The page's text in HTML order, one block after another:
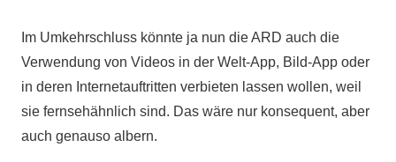
Im Umkehrschluss könnte ja nun die ARD auch die
Verwendung von Videos in der Welt-App, Bild-App oder
in deren Internetauftritten verbieten lassen wollen, weil
sie fernsehähnlich sind. Das wäre nur konsequent, aber
auch genauso albern.